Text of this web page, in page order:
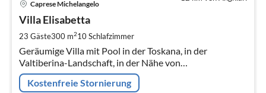
Caprese Michelangelo
Villa Elisabetta
23 Gäste300 m210Schlafzimmer
Geräumige Villa mit Pool in der Toskana, in der
Valtiberina-Landschaft, in der Nähe von
wunderschönen historischen Dörfern.
Kostenfreie Stornierung